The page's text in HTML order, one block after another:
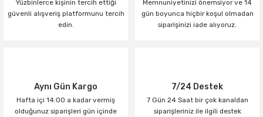
Yüzbinlerce kişinin tercih ettiği
güvenli alışveriş platformunu tercih
edin.
Memnuniyetinizi önemsiyor ve 14
gün boyunca hiçbir koşul olmadan
siparişinizi iade alıyoruz.
Aynı Gün Kargo
Hafta içi 14:00 a kadar vermiş
olduğunuz siparişleri gün içinde
7/24 Destek
7 Gün 24 Saat bir çok kanaldan
siparişleriniz ile ilgili destek